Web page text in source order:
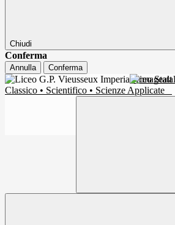
Chiudi
Conferma
Annulla Conferma
Liceo
Classico • Scientifico • Scienze Applicate